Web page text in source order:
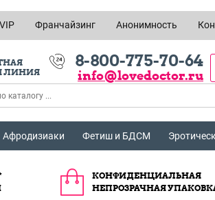
VIP Франчайзинг Анонимность
ЛИНИЯ
8-800-775-70-64
info@lovedoctor.ru
Афродизиаки Фетиш и БДСМ
КОНФИДЕНЦИАЛЬНАЯ
НЕПРОЗРАЧНАЯ